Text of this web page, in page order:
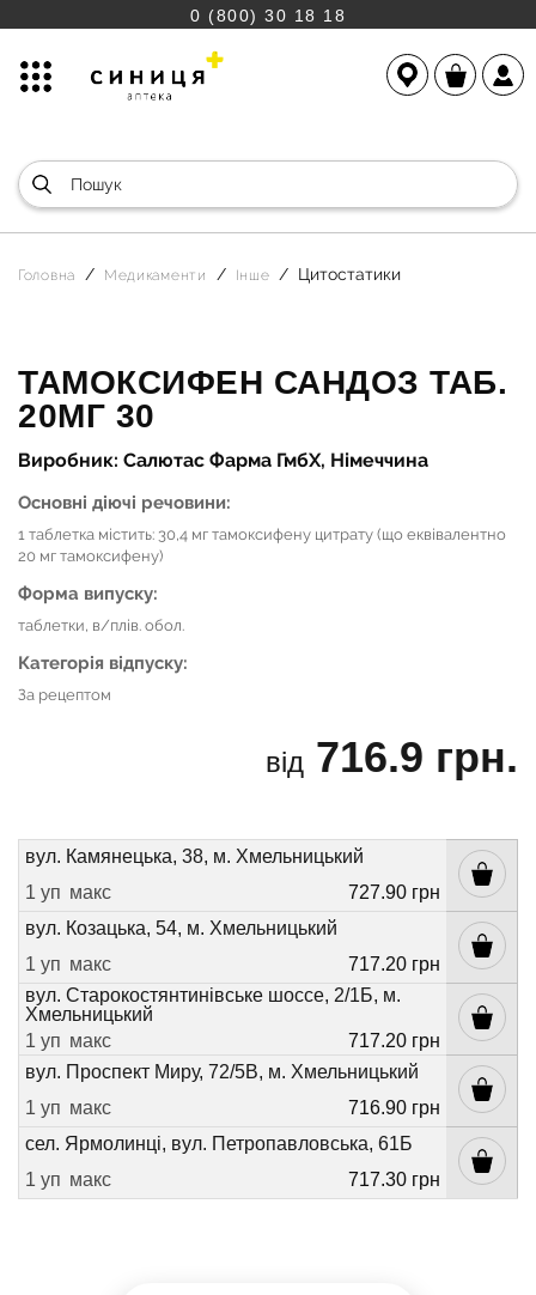
0 (800) 30 18 18
Головна Медикаменти Інше Цитостатики
ТАМОКСИФЕН САНДОЗ ТАБ.
20МГ 30
Виробник: Салютас Фарма ГмбХ, Німеччина
Основні діючі речовини:
1 таблетка містить: 30,4 мг тамоксифену цитрату (що еквівалентно
20 мг тамоксифену)
Форма випуску:
таблетки, в/плів. обол.
Категорія відпуску:
За рецептом
від 716.9 грн.
вул. Камянецька, 38, м. Хмельницький
1 уп макс
727.90 грн
вул. Козацька, 54, м. Хмельницький
1 уп макс
717.20 грн
вул. Старокостянтинівське шоссе, 2/1Б, м.
Хмельницький
1 уп макс
717.20 грн
вул. Проспект Миру, 72/5В, м. Хмельницький
1 уп макс
716.90 грн
сел. Ярмолинці, вул. Петропавловська, 61Б
1 уп макс 717.30 грн